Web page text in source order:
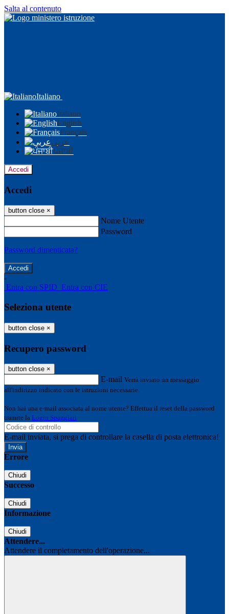
Salta al contenuto
Italiano
Italiano
English
Français
عربى
ਪੰਜਾਬੀ
Accedi
Accedi
button close ×
Nome Utente
Password
Password dimenticata?
-
Entra con SPID Entra con CIE
Seleziona utente
button close ×
Recupero password
button close ×
E-mail Verrà inviato un messaggio
all'indirizzo indicato con le istruzioni necessarie.
Non hai una e-mail associata al nome utente? Effettua il reset della password
tramite la Login Spaggiari
E-mail inviata, si prega di controllare la casella di posta elettronica!
Errore
Chiudi
Successo
Chiudi
Informazione
Chiudi
Attendere...
Attendere il completamento dell'operazione...